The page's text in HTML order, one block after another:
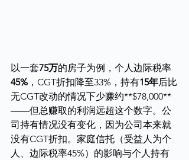
以一套75万的房子为例，个人边际税率
45% ，CGT折扣降至33%，持有15年后比
无CGT改动的情况下少赚约**$78,000**
——但总赚取的利润远超这个数字。公
司持有情况没有变化，因为公司本来就
没有CGT折扣。家庭信托（受益人为个
人、边际税率45%）的影响与个人持有